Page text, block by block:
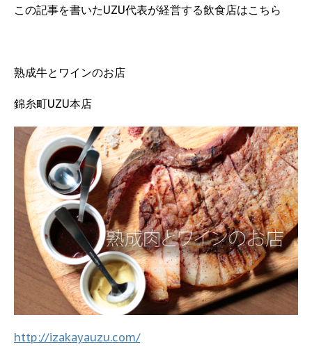
この記事を書いたUZU代表が経営する飲食店はこちら
熟成牛とワインのお店
錦糸町UZU本店
http://izakayauzu.com/